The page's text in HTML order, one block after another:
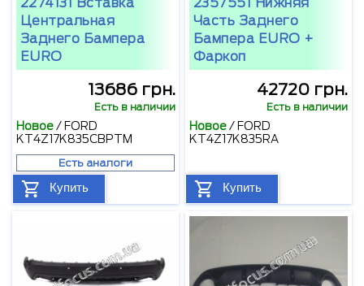
Центральная
Заднего Бампера
EURO
13686 грн.
Есть в наличии
Новое/ FORD
KT4Z17K835CBPTM
Есть аналоги
Купить
Часть Заднего
Бампера EURO +
Фаркоп
42720 грн.
Есть в наличии
Новое/ FORD
KT4Z17K835RA
Купить